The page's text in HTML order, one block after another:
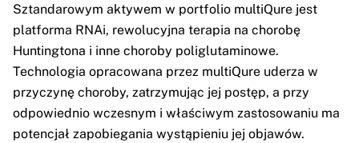
Sztandarowym aktywem w portfolio multiQure jest
platforma RNAi, rewolucyjna terapia na chorobę
Huntingtona i inne choroby poliglutaminowe.
Technologia opracowana przez multiQure uderza w
przyczynę choroby, zatrzymując jej postęp, a przy
odpowiednio wczesnym i właściwym zastosowaniu ma
potencjał zapobiegania wystąpieniu jej objawów.